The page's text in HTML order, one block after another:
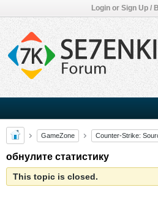
Login or Sign Up /
GameZone Counter-Strike:
обнулите статистику
This topic is closed.